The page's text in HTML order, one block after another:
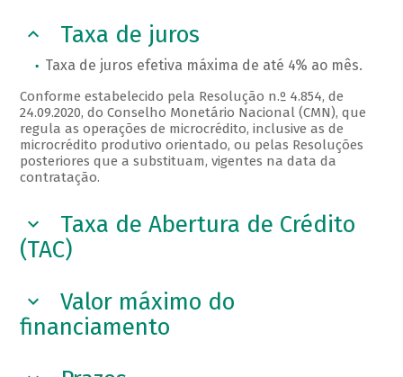
Taxa de juros
Taxa de juros efetiva máxima de até 4% ao mês.
Conforme estabelecido pela Resolução n.º 4.854, de
24.09.2020, do Conselho Monetário Nacional (CMN), que
regula as operações de microcrédito, inclusive as de
microcrédito produtivo orientado, ou pelas Resoluções
posteriores que a substituam, vigentes na data da
contratação.
Taxa de Abertura de Crédito
(TAC)
Valor máximo do
financiamento